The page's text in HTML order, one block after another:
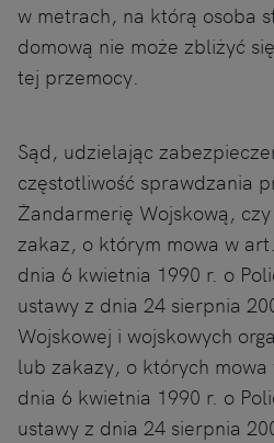
w metrach, na którą osoba
domową nie może zbliżyć
tej przemocy.
Sąd, udzielając
częstotliwość sprawdzania
Żandarmerię Wojskową,
zakaz, o którym mowa w
dnia 6 kwietnia 1990 r. o
ustawy z dnia 24 sierpnia
Wojskowej i wojskowych
lub zakazy, o których
dnia 6 kwietnia 1990 r. o
ustawy z dnia 24 sierpnia